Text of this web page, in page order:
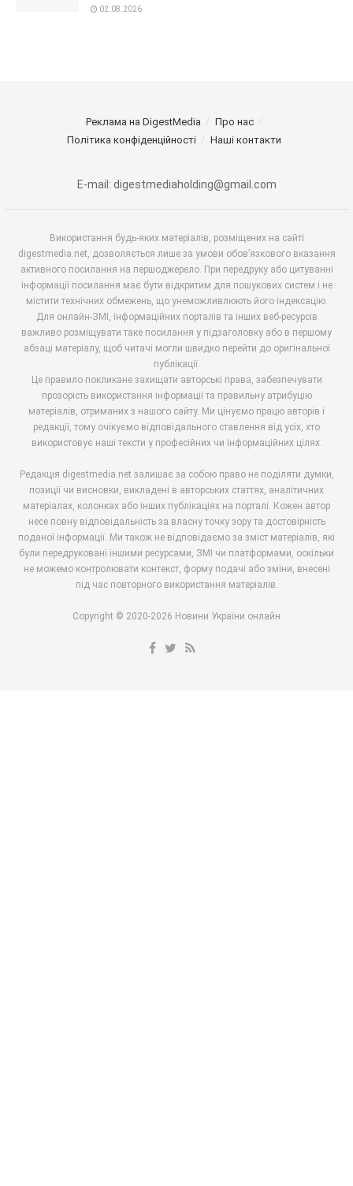
02.08.2026
Реклама на DigestMedia
Про нас
Політика конфіденційності
Наші контакти
E-mail: digestmediaholding@gmail.com
Використання будь-яких матеріалів, розміщених на сайті
digestmedia.net, дозволяється лише за умови обов’язкового вказання
активного посилання на першоджерело. При передруку або цитуванні
інформації посилання має бути відкритим для пошукових систем і не
містити технічних обмежень, що унеможливлюють його індексацію.
Для онлайн-ЗМІ, інформаційних порталів та інших веб-ресурсів
важливо розміщувати таке посилання у підзаголовку або в першому
абзаці матеріалу, щоб читачі могли швидко перейти до оригінальної
публікації.
Це правило покликане захищати авторські права, забезпечувати
прозорість використання інформації та правильну атрибуцію
матеріалів, отриманих з нашого сайту. Ми цінуємо працю авторів і
редакції, тому очікуємо відповідального ставлення від усіх, хто
використовує наші тексти у професійних чи інформаційних цілях.
Редакція digestmedia.net залишає за собою право не поділяти думки,
позиції чи висновки, викладені в авторських статтях, аналітичних
матеріалах, колонках або інших публікаціях на порталі. Кожен автор
несе повну відповідальність за власну точку зору та достовірність
поданої інформації. Ми також не відповідаємо за зміст матеріалів, які
були передруковані іншими ресурсами, ЗМІ чи платформами, оскільки
не можемо контролювати контекст, форму подачі або зміни, внесені
під час повторного використання матеріалів.
Copyright © 2020-2026 Новини України онлайн